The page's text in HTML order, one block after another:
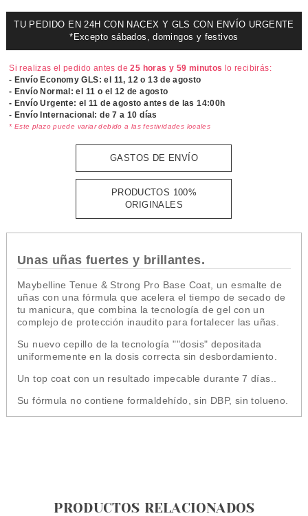
TU PEDIDO EN 24H CON NACEX Y GLS CON ENVÍO URGENTE
*Excepto sábados, domingos y festivos
Si realizas el pedido antes de25 horas y 59 minutos lo recibirás:
- Envío Economy GLS: el 11, 12 o 13 de agosto
- Envío Normal: el 11 o el 12 de agosto
- Envío Urgente: el11 de agosto antes de las 14:00h
- Envío Internacional: de 7 a 10 días
* Este plazo puede variar debido a las festividades locales
GASTOS DE ENVÍO
PRODUCTOS 100%
ORIGINALES
Unas uñas fuertes y brillantes.
Maybelline Tenue & Strong Pro Base Coat, un esmalte de
uñas con una fórmula que acelera el tiempo de secado de
tu manicura, que combina la tecnología de gel con un
complejo de protección inaudito para fortalecer las uñas.
Su nuevo cepillo de la tecnología ""dosis" depositada
uniformemente en la dosis correcta sin desbordamiento.
Un top coat con un resultado impecable durante 7 días..
Su fórmula no contiene formaldehído, sin DBP, sin tolueno.
PRODUCTOS RELACIONADOS